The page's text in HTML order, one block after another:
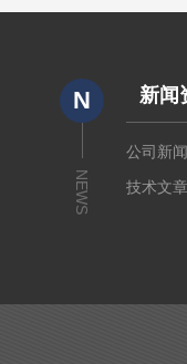
N
NEWS
新闻
公司新
技术文